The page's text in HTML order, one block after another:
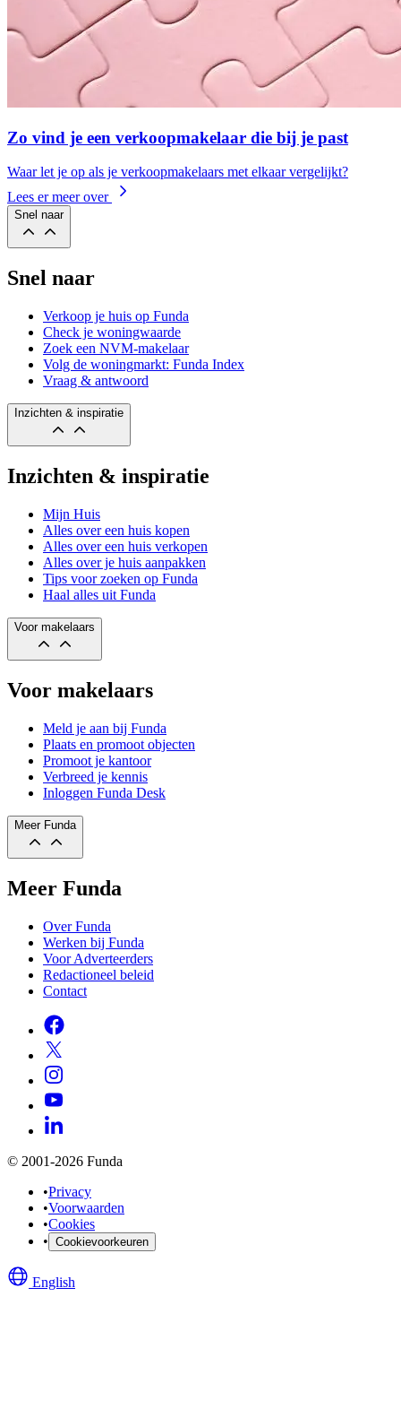
Zo vind je een verkoopmakelaar die bij je past
Waar let je op als je verkoopmakelaars met elkaar vergelijkt?
Lees er meer over
Snel naar
Snel naar
Verkoop je huis op Funda
Check je woningwaarde
Zoek een NVM-makelaar
Volg de woningmarkt: Funda Index
Vraag & antwoord
Inzichten & inspiratie
Inzichten & inspiratie
Mijn Huis
Alles over een huis kopen
Alles over een huis verkopen
Alles over je huis aanpakken
Tips voor zoeken op Funda
Haal alles uit Funda
Voor makelaars
Voor makelaars
Meld je aan bij Funda
Plaats en promoot objecten
Promoot je kantoor
Verbreed je kennis
Inloggen Funda Desk
Meer Funda
Meer Funda
Over Funda
Werken bij Funda
Voor Adverteerders
Redactioneel beleid
Contact
© 2001-2026 Funda
•Privacy
•Voorwaarden
•Cookies
• Cookievoorkeuren
English